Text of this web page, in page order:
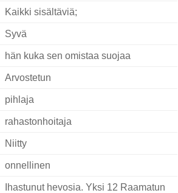
Kaikki sisältäviä;
Syvä
hän kuka sen omistaa suojaa
Arvostetun
pihlaja
rahastonhoitaja
Niitty
onnellinen
Ihastunut hevosia. Yksi 12 Raamatun